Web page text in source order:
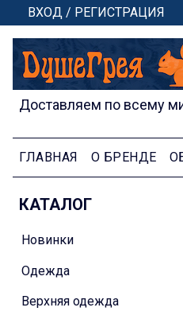
ВХОД / РЕГИСТРАЦИЯ
Доставляем по всему
ГЛАВНАЯ О БРЕНДЕ
КАТАЛОГ
Новинки
Одежда
Верхняя одежда